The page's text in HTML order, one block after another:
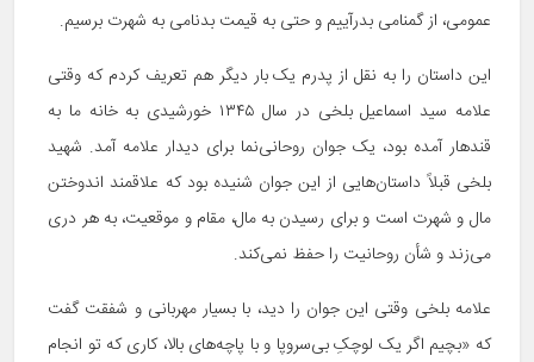
عمومی، از گمنامی بدرآییم و حتی به قیمت بدنامی به شهرت برسیم.
این داستان را به نقل از پدرم یک بار دیگر هم تعریف کردم که وقتی
علامه سید اسماعیل بلخی در سال ۱۳۴۵ خورشیدی به خانه ما به
قندهار آمده بود، یک جوان روحانی‌نما برای دیدار علامه آمد. شهید
بلخی قبلاً داستان‌هایی از این جوان شنیده بود که علاقمند اندوختن
مال و شهرت است و برای رسیدن به مال، مقام و موقعیت، به هر دری
می‌زند و شأن روحانیت را حفظ نمی‌کند.
علامه بلخی وقتی این جوان را دید، با بسیار مهربانی و شفقت گفت
که «بچیم اگر یک لوچکِ بی‌سروپا و با پاچه‌های بالا، کاری که تو انجام